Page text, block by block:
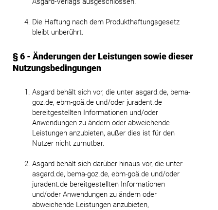
Die Haftung nach dem Produkthaftungsgesetz
bleibt unberührt.
§ 6 - Änderungen der Leistungen sowie dieser
Nutzungsbedingungen
Asgard behält sich vor, die unter asgard.de, bema-
goz.de, ebm-goä.de und/oder juradent.de
bereitgestellten Informationen und/oder
Anwendungen zu ändern oder abweichende
Leistungen anzubieten, außer dies ist für den
Nutzer nicht zumutbar.
Asgard behält sich darüber hinaus vor, die unter
asgard.de, bema-goz.de, ebm-goä.de und/oder
juradent.de bereitgestellten Informationen
und/oder Anwendungen zu ändern oder
abweichende Leistungen anzubieten,